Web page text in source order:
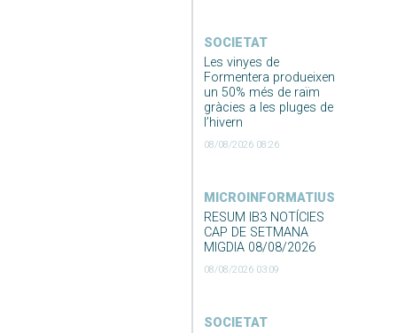
SOCIETAT
Les vinyes de
Formentera produeixen
un 50% més de raïm
gràcies a les pluges de
l’hivern
08/08/2026 08:26
MICROINFORMATIUS
RESUM IB3 NOTÍCIES
CAP DE SETMANA
MIGDIA 08/08/2026
08/08/2026 03:09
SOCIETAT